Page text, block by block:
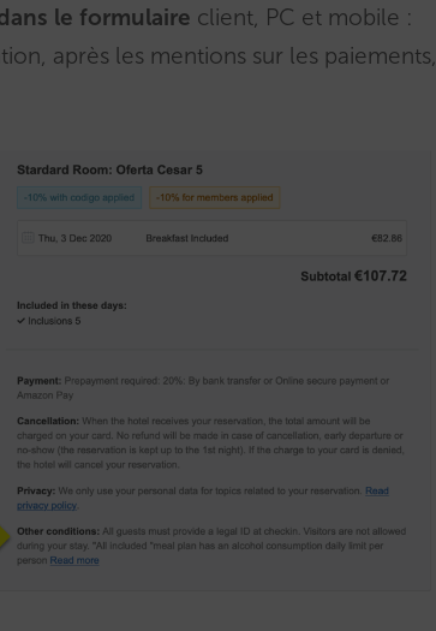
le formulaire client, PC et mobile :
après les mentions sur les paiements,